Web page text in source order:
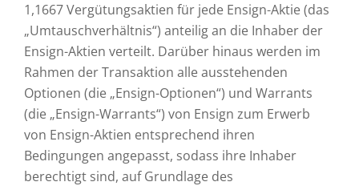
1,1667 Vergütungsaktien für jede Ensign-Aktie (das
„Umtauschverhältnis“) anteilig an die Inhaber der
Ensign-Aktien verteilt. Darüber hinaus werden im
Rahmen der Transaktion alle ausstehenden
Optionen (die „Ensign-Optionen“) und Warrants
(die „Ensign-Warrants“) von Ensign zum Erwerb
von Ensign-Aktien entsprechend ihren
Bedingungen angepasst, sodass ihre Inhaber
berechtigt sind, auf Grundlage des